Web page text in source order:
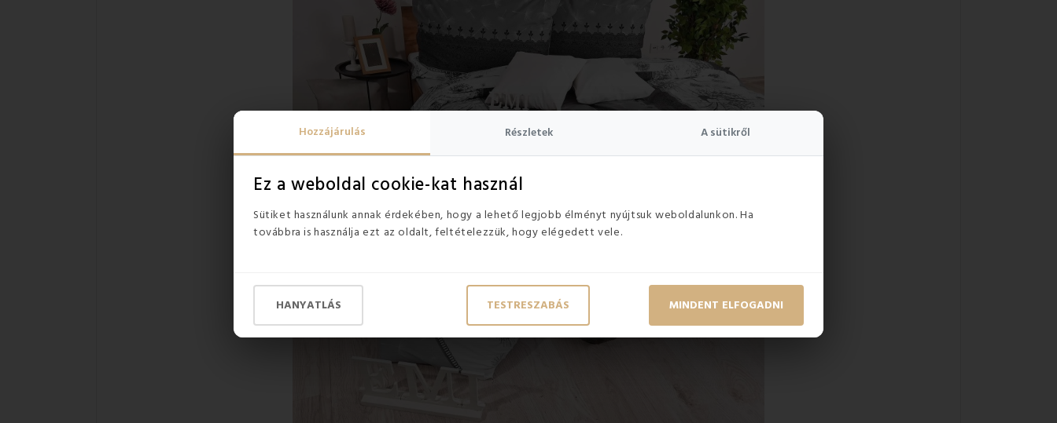
Hozzájárulás Részletek A sütikről
Ez a weboldal cookie-kat használ
Sütiket használunk annak érdekében, hogy a lehető legjobb élményt nyújtsuk weboldalunkon. Ha
továbbra is használja ezt az oldalt, feltételezzük, hogy elégedett vele.
HANYATLÁS TESTRESZABÁS MINDENT ELFOGADNI